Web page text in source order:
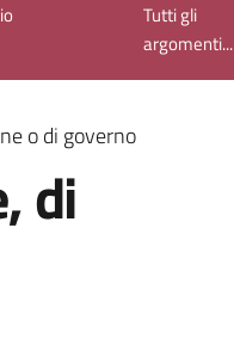
Tutti gli
argomenti...
o di governo
di